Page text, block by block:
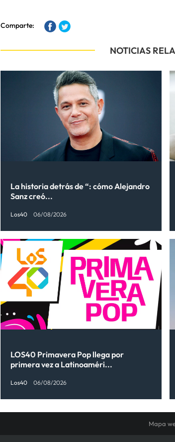
Comparte:
NOTICIAS
La historia detrás de “: cómo Alejandro
Sanz creó...
Los40 06/08/2026
LOS40 Primavera Pop llega por
primera vez a Latinoaméri...
Los40 06/08/2026
Mapa